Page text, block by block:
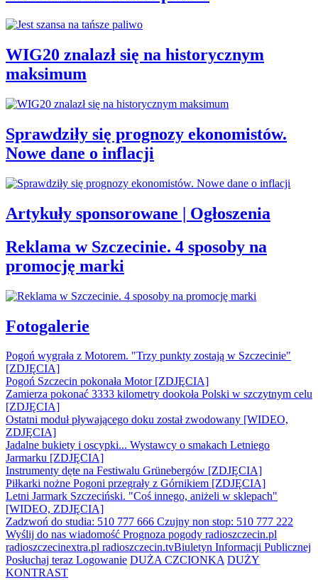
WIG20 znalazł się na historycznym
maksimum
Sprawdziły się prognozy ekonomistów.
Nowe dane o inflacji
Artykuły sponsorowane | Ogłoszenia
Reklama w Szczecinie. 4 sposoby na
promocję marki
Fotogalerie
Pogoń wygrała z Motorem. "Trzy punkty zostają w Szczecinie"
[ZDJĘCIA]
Pogoń Szczecin pokonała Motor [ZDJĘCIA]
Zamierza pokonać 3333 kilometry dookoła Polski w szczytnym celu
[ZDJĘCIA]
Ostatni moduł pływającego doku został zwodowany [WIDEO,
ZDJĘCIA]
Jadalne bukiety i oscypki... Wystawcy o smakach Letniego
Jarmarku [ZDJĘCIA]
Instrumenty dęte na Festiwalu Grünebergów [ZDJĘCIA]
Piłkarki nożne Pogoni przegrały z Górnikiem [ZDJĘCIA]
Letni Jarmark Szczeciński. "Coś innego, aniżeli w sklepach"
[WIDEO, ZDJĘCIA]
Zadzwoń do studia: 510 777 666 Czujny non stop: 510 777 222
Wyślij do nas wiadomość Prognoza pogody radioszczecin.pl
radioszczecinextra.pl radioszczecin.tvBiuletyn Informacji Publicznej
Posłuchaj teraz Logowanie DUŻA CZCIONKA DUŻY
KONTRAST